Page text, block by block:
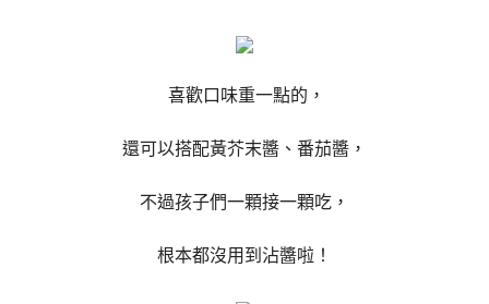
喜歡口味重一點的，
還可以搭配黃芥末醬、番茄醬，
不過孩子們一顆接一顆吃，
根本都沒用到沾醬啦！